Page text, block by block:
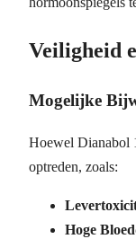
Veiligheid
Mogelijke
Hoewel Dianabol
optreden, zoals:
Hoge